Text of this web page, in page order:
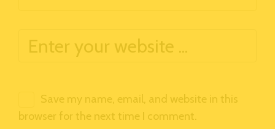
Save my name, email, and website in this
browser for the next time I comment.